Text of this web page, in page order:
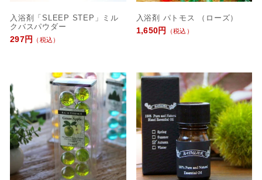
入浴剤「SLEEP STEP」ミル
クバスパウダー
297円
（税込）
入浴剤 パトモス （ローズ）
1,650円
（税込）